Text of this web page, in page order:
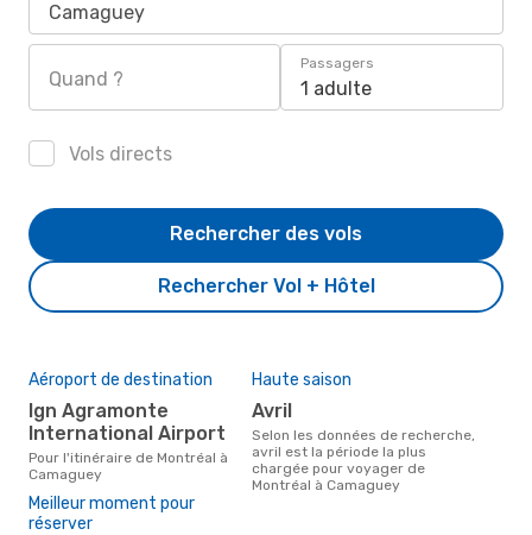
Camaguey
Quand ?
Passagers
1 adulte
Vols directs
Rechercher Vol + Hôtel
Rechercher des vols
Aéroport de destination
Ign Agramonte
International Airport
Pour l'itinéraire de Montréal à
Camaguey
Haute saison
avril
Selon les données de recherche,
avril est la période la plus
chargée pour voyager de
Montréal à Camaguey
Meilleur moment pour
réserver